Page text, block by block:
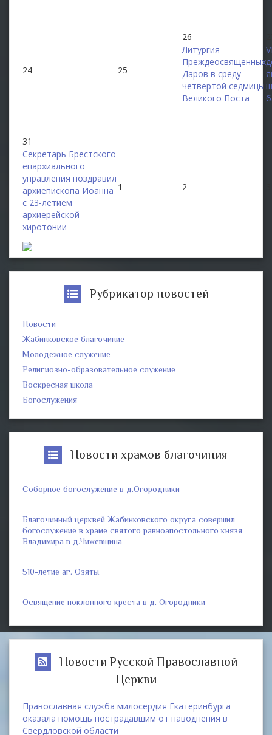
24 25
26
Литургия
Преждеосвященных
Даров в среду
четвертой седмицы
Великого Поста
31
Секретарь Брестского
епархиального
управления поздравил
архиепископа Иоанна
с 23-летием
архиерейской
хиротонии
1 2
Рубрикатор новостей
Новости
Жабинковское благочиние
Молодежное служение
Религиозно-образовательное служение
Воскресная школа
Богослужения
Новости храмов благочиния
Соборное богослужение в д.Огородники
Благочинный церквей Жабинковского округа совершил
богослужение в храме святого равноапостольного князя
Владимира в д.Чижевщина
510-летие аг. Озяты
Освящение поклонного креста в д. Огородники
Новости Русской Православной
Церкви
Православная служба милосердия Екатеринбурга
оказала помощь пострадавшим от наводнения в
Свердловской области